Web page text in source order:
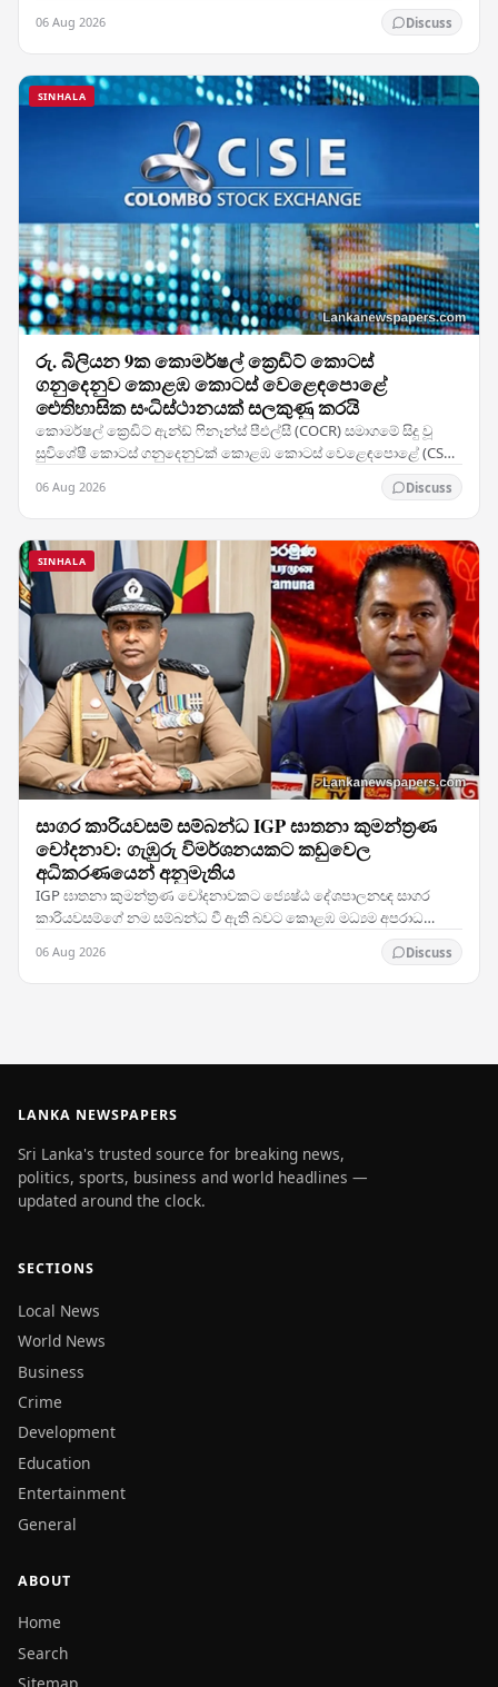
06 Aug 2026 Discuss
SINHALA
රු. බිලියන 9ක කොමර්ෂල් ක්‍රෙඩිට් කොටස්
ගනුදෙනුව කොළඹ කොටස් වෙළෙඳපොළේ
ඓතිහාසික සංධිස්ථානයක් සලකුණු කරයි
කොමර්ෂල් ක්‍රෙඩිට් ඇන්ඩ් ෆිනෑන්ස් පීඑල්සී (COCR) සමාගමේ සිදු වූ
සුවිශේෂී කොටස් ගනුදෙනුවක් කොළඹ කොටස් වෙළෙඳපොළේ (CSE)
06 Aug 2026 Discuss
SINHALA
සාගර කාරියවසම් සම්බන්ධ IGP ඝාතනා කුමන්ත්‍රණ
චෝදනාව: ගැඹුරු විමර්ශනයකට කඩුවෙල
අධිකරණයෙන් අනුමැතිය
IGP ඝාතනා කුමන්ත්‍රණ චෝදනාවකට ජ්‍යෙෂ්ඨ දේශපාලනඥ සාගර
කාරියවසම්ගේ නම සම්බන්ධ වී ඇති බවට කොළඹ මධ්‍යම අපරාධ
විමර්ශන කාර්යාංශය (CCIB) ඉදිරිපත් කළ වාර්තාව සලකා බැලූ…
06 Aug 2026 Discuss
LANKA NEWSPAPERS
Sri Lanka's trusted source for breaking news,
politics, sports, business and world headlines —
updated around the clock.
SECTIONS
Local News
World News
Business
Crime
Development
Education
Entertainment
General
ABOUT
Home
Search